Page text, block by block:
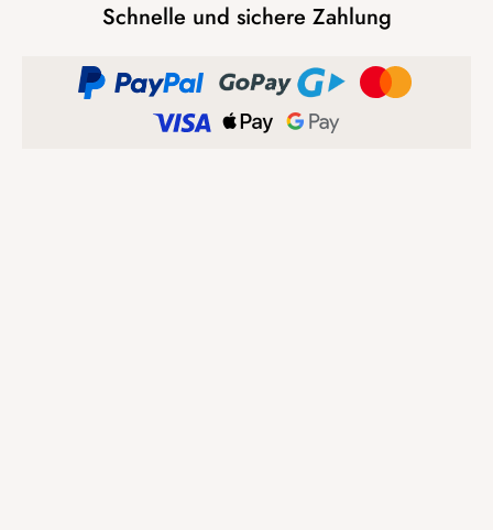
Schnelle und sichere Zahlung